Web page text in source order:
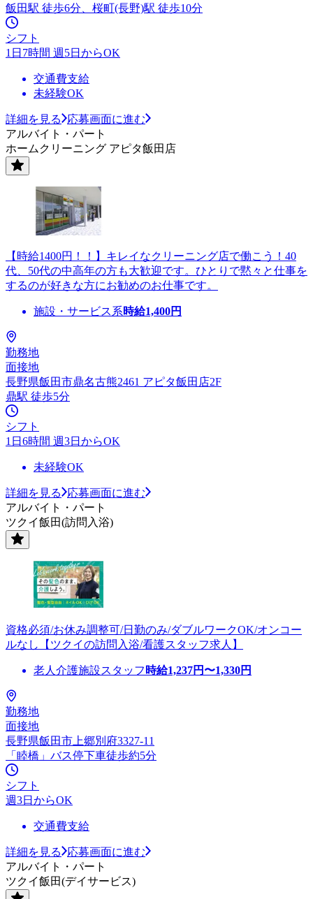
飯田駅 徒歩6分、桜町(長野)駅 徒歩10分
シフト
1日7時間 週5日からOK
交通費支給
未経験OK
詳細を見る
応募画面に進む
アルバイト・パート
ホームクリーニング アピタ飯田店
【時給1400円！！】キレイなクリーニング店で働こう！40
代、50代の中高年の方も大歓迎です。ひとりで黙々と仕事を
するのが好きな方にお勧めのお仕事です。
施設・サービス系時給1,400円
勤務地
面接地
長野県飯田市鼎名古熊2461 アピタ飯田店2F
鼎駅 徒歩5分
シフト
1日6時間 週3日からOK
未経験OK
詳細を見る
応募画面に進む
アルバイト・パート
ツクイ飯田(訪問入浴)
資格必須/お休み調整可/日勤のみ/ダブルワークOK/オンコー
ルなし【ツクイの訪問入浴/看護スタッフ求人】
老人介護施設スタッフ 時給1,237円〜1,330円
勤務地
面接地
長野県飯田市上郷別府3327-11
「睦橋」バス停下車徒歩約5分
シフト
週3日からOK
交通費支給
詳細を見る
応募画面に進む
アルバイト・パート
ツクイ飯田(デイサービス)